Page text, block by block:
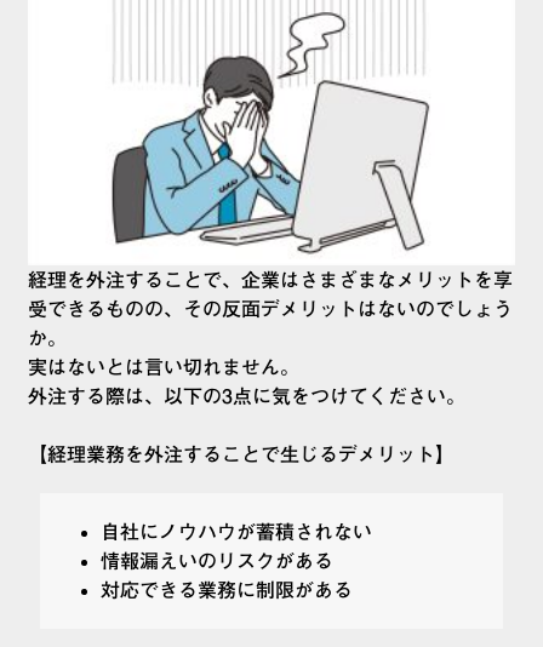
経理を外注することで、企業はさまざまなメリットを享
受できるものの、その反面デメリットはないのでしょう
か。
実はないとは言い切れません。
外注する際は、以下の3点に気をつけてください。
【経理業務を外注することで生じるデメリット】
自社にノウハウが蓄積されない
情報漏えいのリスクがある
対応できる業務に制限がある